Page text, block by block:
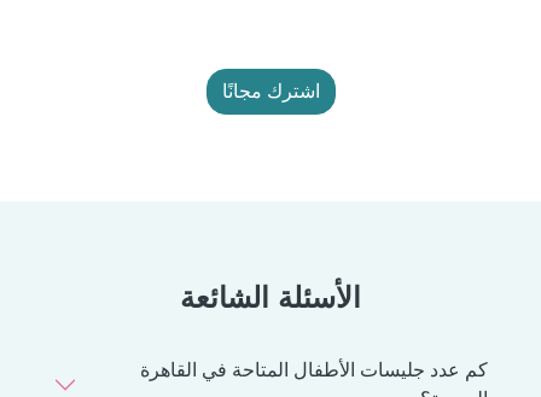
اشترك مجانًا
الأسئلة الشائعة
كم عدد جليسات الأطفال المتاحة في القاهرة